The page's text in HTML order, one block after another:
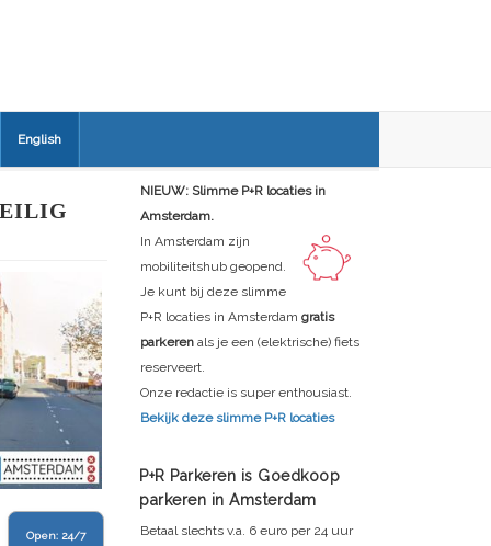
English
Open: 24/7
NIEUW: Slimme P+R locaties in
Amsterdam.
In Amsterdam zijn
mobiliteitshub geopend.
Je kunt bij deze slimme
P+R locaties in Amsterdam gratis
parkeren als je een (elektrische) fiets
reserveert.
Onze redactie is super enthousiast.
Bekijk deze slimme P+R locaties
P+R Parkeren is Goedkoop
parkeren in Amsterdam
Betaal slechts v.a. 6 euro per 24 uur